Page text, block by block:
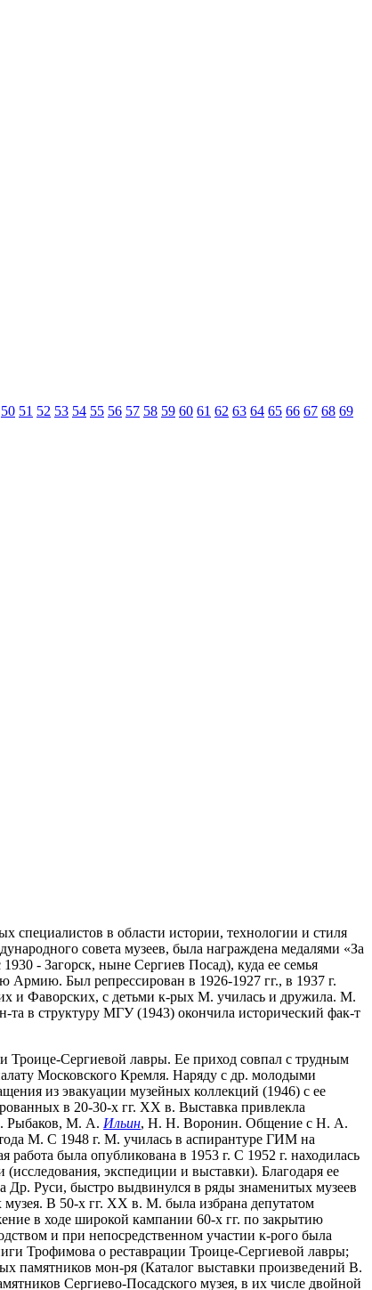
50 51 52 53 54 55 56 57 58 59 60 61 62 63 64 65 66 67 68 69
специалистов в области истории, технологии и стиля
совета музеев, была награждена медалями «За
- Загорск, ныне Сергиев Посад), куда ее семья
Армию. Был репрессирован в 1926-1927 гг., в 1937 г.
и Фаворских, с детьми к-рых М. училась и дружила. М.
в структуру МГУ (1943) окончила исторический фак-т
Троице-Сергиевой лавры. Ее приход совпал с трудным
Московского Кремля. Наряду с др. молодыми
из эвакуации музейных коллекций (1946) с ее
в 20-30-х гг. XX в. Выставка привлекла
Рыбаков, М. А. Ильин, Н. Н. Воронин. Общение с Н. А.
М. С 1948 г. М. училась в аспирантуре ГИМ на
была опубликована в 1953 г. С 1952 г. находилась
экспедиции и выставки). Благодаря ее
Др. Руси, быстро выдвинулся в ряды знаменитых музеев
В 50-х гг. XX в. М. была избрана депутатом
в ходе широкой кампании 60-х гг. по закрытию
и при непосредственном участии к-рого была
Трофимова о реставрации Троице-Сергиевой лавры;
памятников мон-ря (Каталог выставки произведений В.
Сергиево-Посадского музея, в их числе двойной